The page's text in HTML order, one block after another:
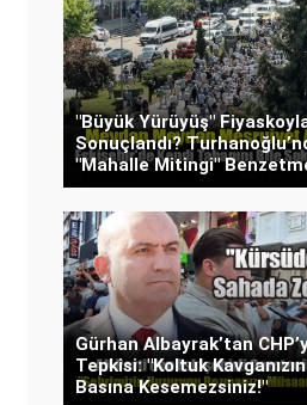
"Büyük Yürüyüş"
Sonuçlandı?
"Mahalle Mitingi"
Gürhan Albayrak’tan
Tepkisi: "Koltuk
Basına Kesemezsiniz!"